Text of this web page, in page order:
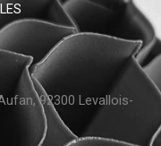
92300 Levallois-